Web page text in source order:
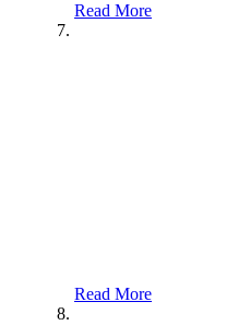
Read More
Read More